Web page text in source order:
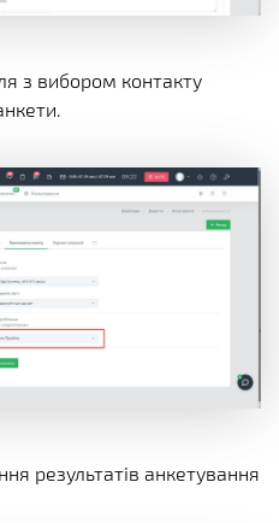
з вибором контакту
результатів анкетування